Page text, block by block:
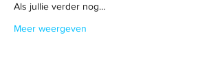
Als jullie verder nog…
Meer weergeven